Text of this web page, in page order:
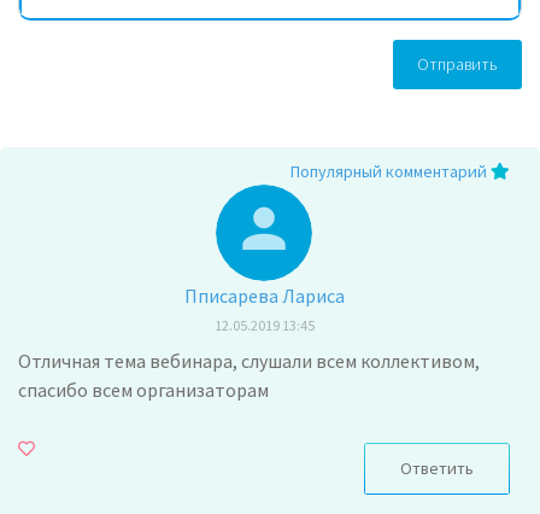
Отправить
Популярный комментарий
Пписарева Лариса
12.05.2019 13:45
Отличная тема вебинара, слушали всем коллективом,
спасибо всем организаторам
Ответить